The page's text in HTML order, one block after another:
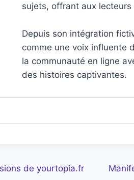
sujets, offrant aux
Depuis son intégration
comme une voix influente
la communauté en ligne
des histoires captivantes.
de yourtopia.fr